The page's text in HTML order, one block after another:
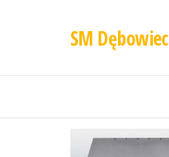
SM Dębowiec